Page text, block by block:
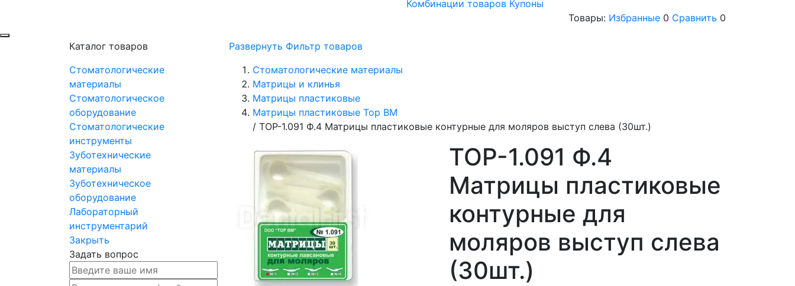
Комбинации товаров Купоны
Товары: Избранные 0 Сравнить 0
Каталог товаров
Стоматологические
материалы
Стоматологическое
оборудование
Стоматологические
инструменты
Зуботехнические
материалы
Зуботехническое
оборудование
Лабораторный
инструментарий
Закрыть
Задать вопрос
Развернуть Фильтр товаров
Стоматологические материалы
Матрицы и клинья
Матрицы пластиковые
Матрицы пластиковые Тор ВМ
/ ТОР-1.091 Ф.4 Матрицы пластиковые контурные для моляров выступ слева (30шт.)
ТОР-1.091 Ф.4
Матрицы пластиковые
контурные для
моляров выступ слева
(30шт.)